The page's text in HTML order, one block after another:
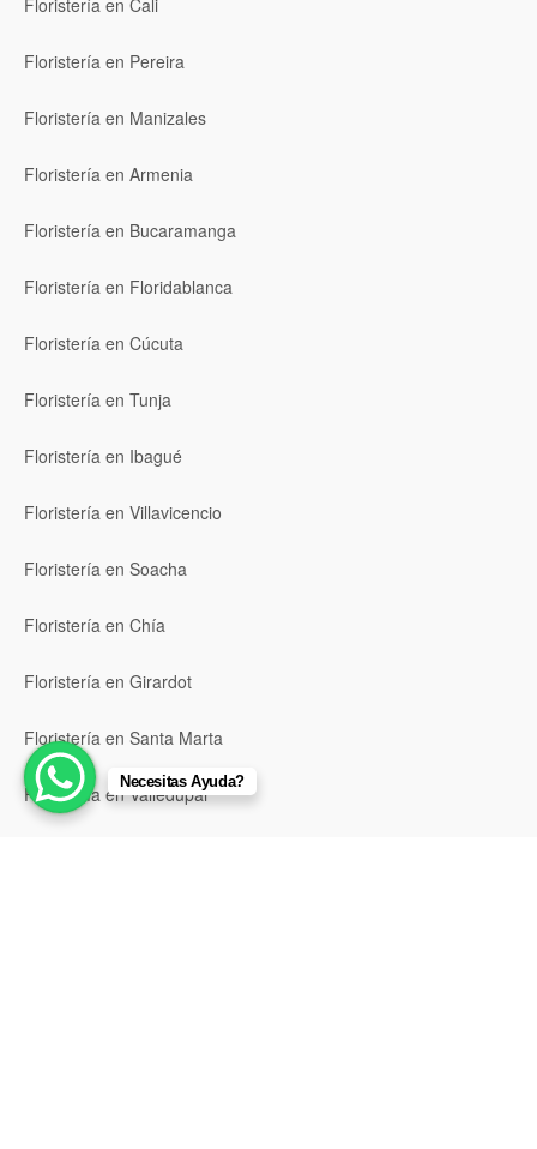
Floristería en Cali
Floristería en Pereira
Floristería en Manizales
Floristería en Armenia
Floristería en Bucaramanga
Floristería en Floridablanca
Floristería en Cúcuta
Floristería en Tunja
Floristería en Ibagué
Floristería en Villavicencio
Floristería en Soacha
Floristería en Chía
Floristería en Girardot
Floristería en Santa Marta
Floristería en Valledupar
Necesitas Ayuda?